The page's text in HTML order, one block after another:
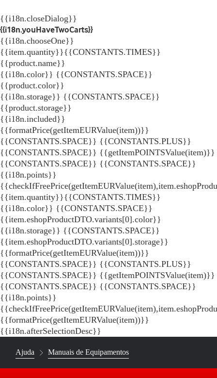
{{i18n.closeDialog}}
{{i18n.youHaveTwoCarts}}
{{i18n.chooseOne}}
{{item.quantity}}{{CONSTANTS.TIMES}}
{{product.name}}
{{i18n.color}} {{CONSTANTS.SPACE}}
{{product.color}}
{{i18n.storage}} {{CONSTANTS.SPACE}}
{{product.storage}}
{{i18n.included}}
{{formatPrice(getItemEURValue(item))}}
{{CONSTANTS.SPACE}} {{CONSTANTS.PLUS}}
{{CONSTANTS.SPACE}} {{getItemPOINTSValue(item)}}
{{CONSTANTS.SPACE}} {{CONSTANTS.SPACE}}
{{i18n.points}}
{{item.quantity}}{{CONSTANTS.TIMES}}
{{i18n.color}} {{CONSTANTS.SPACE}}
{{item.eshopProductDTO.variants[0].color}}
{{i18n.storage}} {{CONSTANTS.SPACE}}
{{item.eshopProductDTO.variants[0].storage}}
{{formatPrice(getItemEURValue(item))}}
{{CONSTANTS.SPACE}} {{CONSTANTS.PLUS}}
{{CONSTANTS.SPACE}} {{getItemPOINTSValue(item)}}
{{CONSTANTS.SPACE}} {{CONSTANTS.SPACE}}
{{i18n.points}}
{{formatPrice(getItemEURValue(item))}}
{{i18n.afterSelectionDesc}}
Ajuda Manuais de Equipamentos